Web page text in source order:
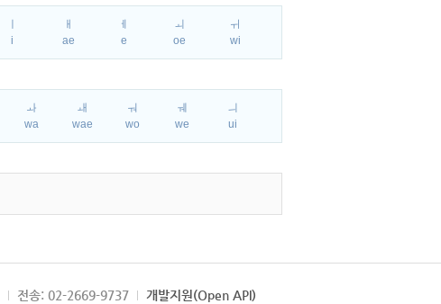
i
ㅐ
ae
ㅔ
e
ㅚ
oe
ㅟ
wi
ㅘ
wa
ㅙ
wae
ㅝ
wo
ㅞ
we
ㅢ
ui
전송: 02-2669-9737 개발지원(Open API)